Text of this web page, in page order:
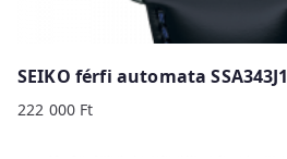
SEIKO férfi automata SSA343J1
222 000 Ft